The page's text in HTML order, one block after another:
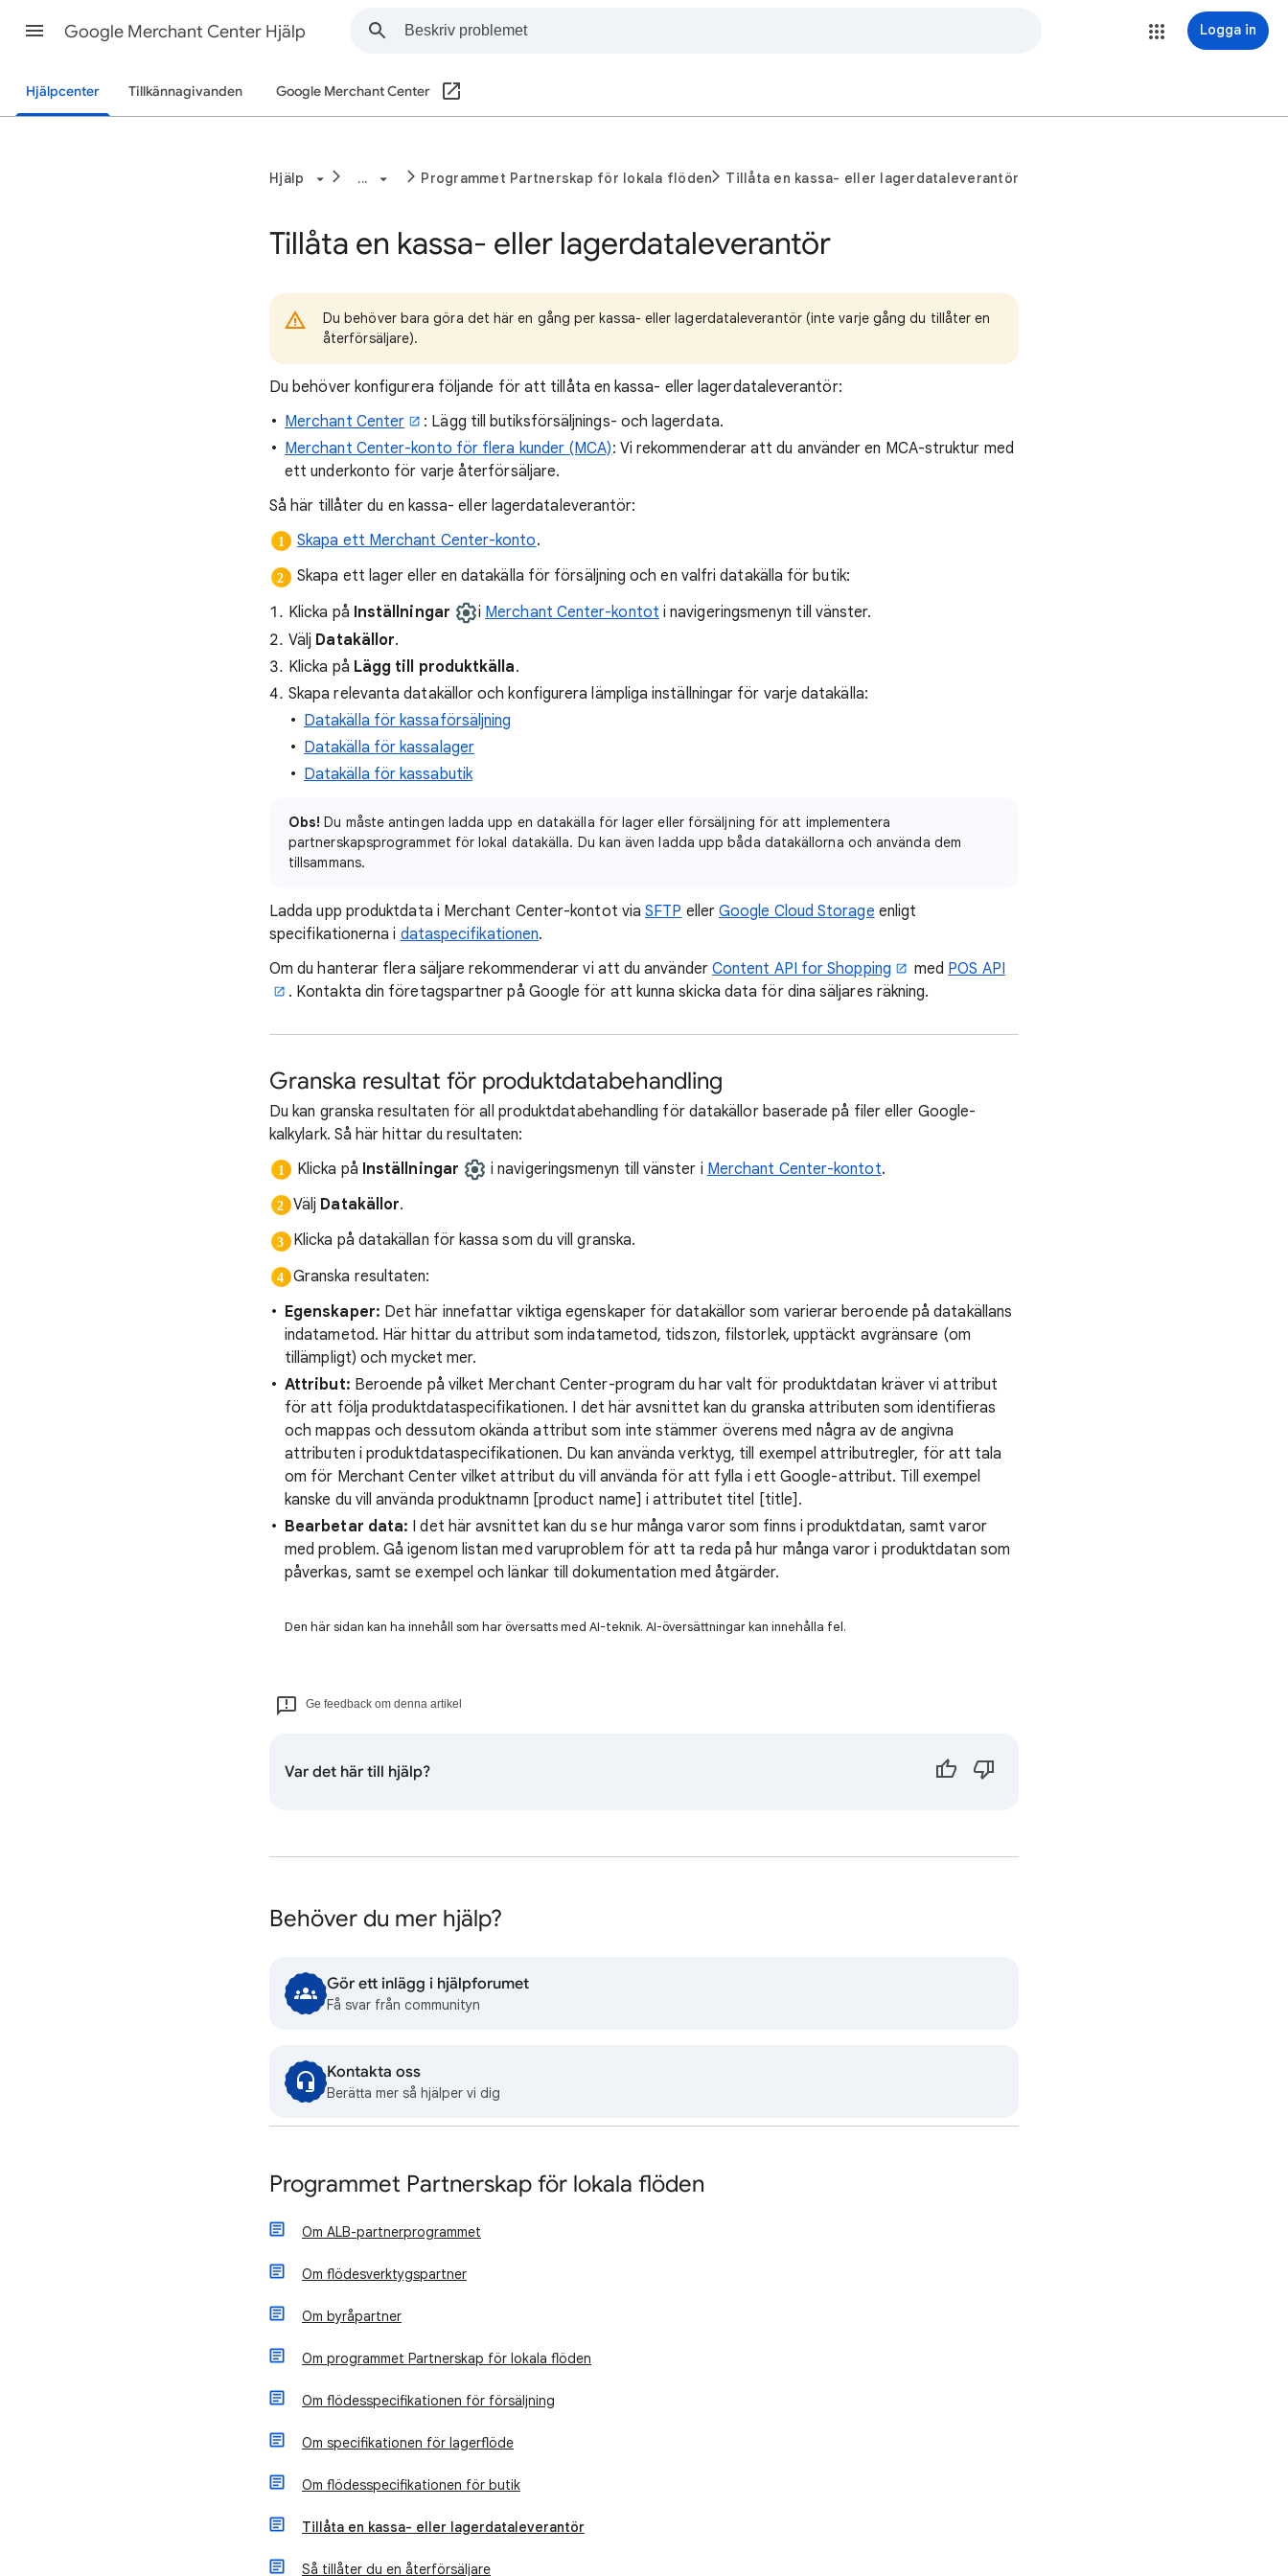
Google Merchant Center Hjälp Logga in
Hjälpcenter Tillkännagivanden Google Merchant Center
Hjälp ... Programmet Partnerskap för lokala flöden Tillåta en kassa- eller lagerdataleverantör
Tillåta en kassa- eller lagerdataleverantör
Du behöver bara göra det här en gång per kassa- eller lagerdataleverantör (inte varje gång du tillåter en
återförsäljare).
Du behöver konfigurera följande för att tillåta en kassa- eller lagerdataleverantör:
Merchant Center
: Lägg till butiksförsäljnings- och lagerdata.
Merchant Center-konto för flera kunder (MCA): Vi rekommenderar att du använder en MCA-struktur med
ett underkonto för varje återförsäljare.
Så här tillåter du en kassa- eller lagerdataleverantör:
Skapa ett Merchant Center-konto.
Skapa ett lager eller en datakälla för försäljning och en valfri datakälla för butik:
Klicka på Inställningar i Merchant Center-kontot i navigeringsmenyn till vänster.
Välj Datakällor.
Klicka på Lägg till produktkälla.
Skapa relevanta datakällor och konfigurera lämpliga inställningar för varje datakälla:
Datakälla för kassaförsäljning
Datakälla för kassalager
Datakälla för kassabutik
Obs! Du måste antingen ladda upp en datakälla för lager eller försäljning för att implementera
partnerskapsprogrammet för lokal datakälla. Du kan även ladda upp båda datakällorna och använda dem
tillsammans.
Ladda upp produktdata i Merchant Center-kontot viaSFTP eller Google Cloud Storage enligt
specifikationerna i dataspecifikationen.
Om du hanterar flera säljare rekommenderar vi att du använder Content API for Shopping med POS API
. Kontakta din företagspartner på Google för att kunna skicka data för dina säljares räkning.
Granska resultat för produktdatabehandling
Du kan granska resultaten för all produktdatabehandling för datakällor baserade på filer eller Google-
kalkylark. Så här hittar du resultaten:
Klicka på Inställningar i navigeringsmenyn till vänster i Merchant Center-kontot.
Välj Datakällor.
Klicka på datakällan för kassa som du vill granska.
Granska resultaten:
Egenskaper: Det här innefattar viktiga egenskaper för datakällor som varierar beroende på datakällans
indatametod. Här hittar du attribut som indatametod, tidszon, filstorlek, upptäckt avgränsare (om
tillämpligt) och mycket mer.
Attribut: Beroende på vilket Merchant Center-program du har valt för produktdatan kräver vi attribut
för att följa produktdataspecifikationen. I det här avsnittet kan du granska attributen som identifieras
och mappas och dessutom okända attribut som inte stämmer överens med några av de angivna
attributen i produktdataspecifikationen. Du kan använda verktyg, till exempel attributregler, för att tala
om för Merchant Center vilket attribut du vill använda för att fylla i ett Google-attribut. Till exempel
kanske du vill använda produktnamn [product name] i attributet titel [title].
Bearbetar data: I det här avsnittet kan du se hur många varor som finns i produktdatan, samt varor
med problem. Gå igenom listan med varuproblem för att ta reda på hur många varor i produktdatan som
påverkas, samt se exempel och länkar till dokumentation med åtgärder.
Den här sidan kan ha innehåll som har översatts med AI-teknik. AI-översättningar kan innehålla fel.
Ge feedback om denna artikel
Var det här till hjälp?
Behöver du mer hjälp?
Gör ett inlägg i hjälpforumet
Få svar från communityn
Kontakta oss
Berätta mer så hjälper vi dig
Programmet Partnerskap för lokala flöden
Om ALB-partnerprogrammet
Om flödesverktygspartner
Om byråpartner
Om programmet Partnerskap för lokala flöden
Om flödesspecifikationen för försäljning
Om specifikationen för lagerflöde
Om flödesspecifikationen för butik
Tillåta en kassa- eller lagerdataleverantör
Så tillåter du en återförsäljare